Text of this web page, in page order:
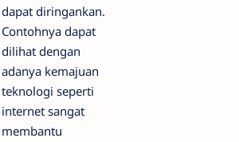
dapat diringankan.
Contohnya dapat
dilihat dengan
adanya kemajuan
teknologi seperti
internet sangat
membantu